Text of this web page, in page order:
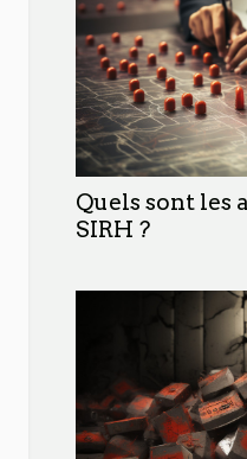
Quels sont les
SIRH ?